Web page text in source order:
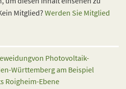
Mitglied? Werden Sie Mitglied
Photovoltaik-
Württemberg am Beispiel
Roigheim-Ebene